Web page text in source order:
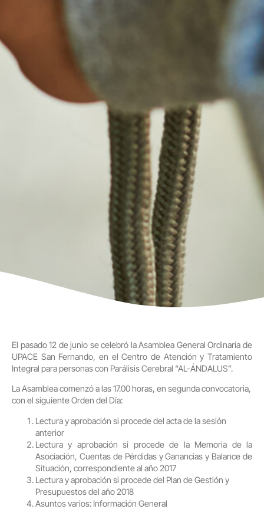
El pasado 12 de junio se celebró la Asamblea General Ordinaria de
UPACE San Fernando, en el Centro de Atención y Tratamiento
Integral para personas con Parálisis Cerebral “AL-ÁNDALUS”.
La Asamblea comenzó a las 17.00 horas, en segunda convocatoria,
con el siguiente Orden del Día:
Lectura y aprobación si procede del acta de la sesión
anterior
Lectura y aprobación si procede de la Memoria de la
Asociación, Cuentas de Pérdidas y Ganancias y Balance de
Situación, correspondiente al año 2017
Lectura y aprobación si procede del Plan de Gestión y
Presupuestos del año 2018
Asuntos varios: Información General